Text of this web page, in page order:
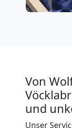
Von
und
Unser